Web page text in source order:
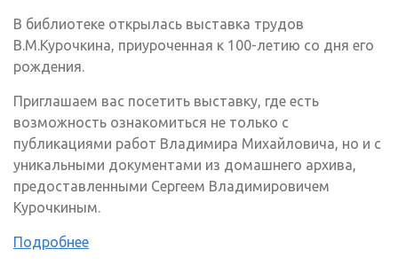
В библиотеке открылась выставка трудов
В.М.Курочкина, приуроченная к 100-летию со дня его
рождения.
Приглашаем вас посетить выставку, где есть
возможность ознакомиться не только с
публикациями работ Владимира Михайловича, но и с
уникальными документами из домашнего архива,
предоставленными Сергеем Владимировичем
Курочкиным.
Подробнее